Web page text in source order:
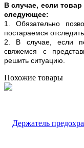
В случае, если
следующее:
1. Обязательно
постараемся
2. В случае, если
свяжемся с
решить ситуацию.
Похожие товары